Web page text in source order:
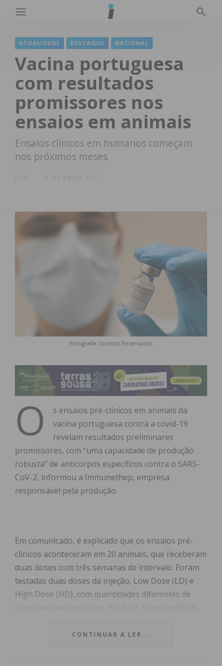
ATUALIDADE DESTAQUE NACIONAL
Vacina portuguesa
com resultados
promissores nos
ensaios em animais
Ensaios clínicos em humanos começam
nos próximos meses
16 DE ABRIL 2021
Fotografia: Direitos Reservados
O
s ensaios pré-clínicos em animais da
vacina portuguesa contra a covid-19
revelam resultados preliminares
promissores, com “uma capacidade de produção
robusta” de anticorpos específicos contra o SARS-
CoV-2, informou a Immunethep, empresa
responsável pela produção.
Em comunicado, é explicado que os ensaios pré-
clínicos aconteceram em 20 animais, que receberam
duas doses com três semanas de intervalo. Foram
testadas duas doses da injeção, Low Dose (LD) e
High Dose (HD), com quantidades diferentes de
contra a proteína Spike do SARS-CoV-2.
CONTINUAR A LER...